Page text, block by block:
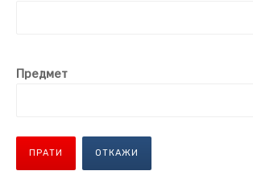
Предмет
ПРАТИ ОТКАЖИ